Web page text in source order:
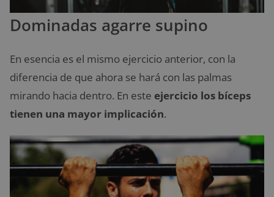
Dominadas agarre supino
En esencia es el mismo ejercicio anterior, con la
diferencia de que ahora se hará con las palmas
mirando hacia dentro. En este ejercicio los bíceps
tienen una mayor implicación.